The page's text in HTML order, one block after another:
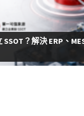
？解決 ERP、